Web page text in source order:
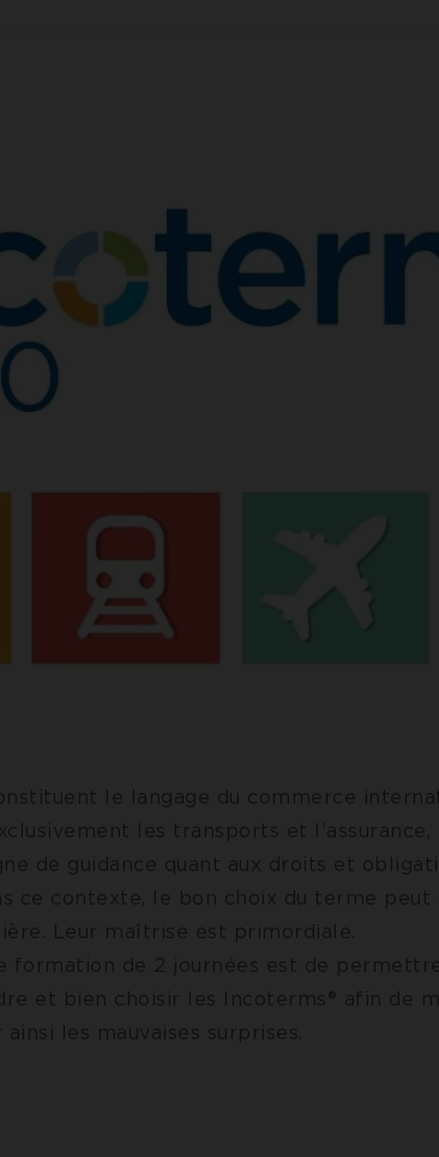
le langage du commerce
les transports et l’assurance,
de guidance quant aux droits et
ce contexte, le bon choix du terme peut
Leur maîtrise est primordiale.
formation de 2 journées est de
et bien choisir les Incoterms® afin de
ainsi les mauvaises surprises.